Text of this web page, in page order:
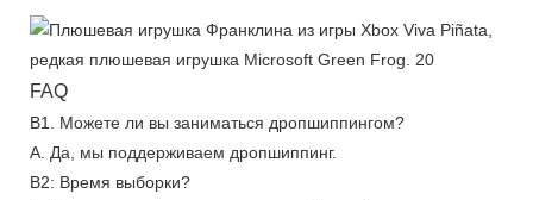
FAQ
В1. Можете ли вы заниматься дропшиппингом?
А. Да, мы поддерживаем дропшиппинг.
В2: Время выборки?